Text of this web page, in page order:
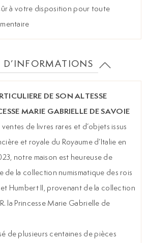
à votre disposition pour toute
DE SON ALTESSE
MARIE GABRIELLE DE SAVOIE
de livres rares et d’objets issus
et royale du Royaume d’Italie en
notre maison est heureuse de
de la collection numismatique des rois
Humbert II, provenant de la collection
la Princesse Marie Gabrielle de
de plusieurs centaines de pièces